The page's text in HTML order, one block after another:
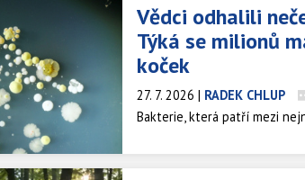
Vědci odhalili
Týká se milionů
koček
27. 7. 2026 | RADEK CHLUP
Bakterie, která patří mezi
pacienty a zdravotníky. Nová